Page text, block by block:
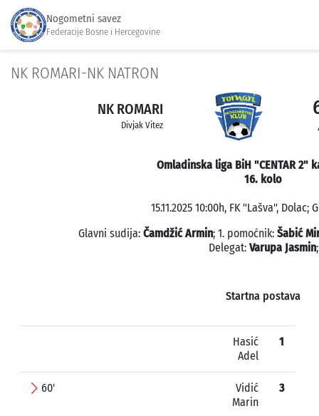
Nogometni savez
Federacije Bosne i Hercegovine
NK ROMARI-NK NATRON
NK ROMARI
Divjak Vitez
Omladinska liga BiH "CENTAR 2"
16. kolo
15.11.2025 10:00h, FK "Lašva", Dolac;
Glavni sudija: Čamdžić Armin; 1. pomoćnik: Šabić
Delegat: Varupa Jasmin;
Startna postava
Hasić
Adel
1
60'
Vidić
Marin
3